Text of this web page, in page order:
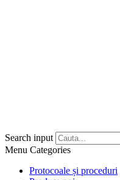
Search input
Menu Categories
Protocoale și proceduri